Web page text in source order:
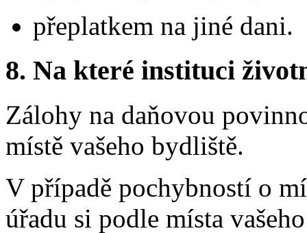
přeplatkem na jiné dani.
8. Na které instituci
Zálohy na daňovou
místě vašeho bydliště.
V případě pochybností o
úřadu si podle místa